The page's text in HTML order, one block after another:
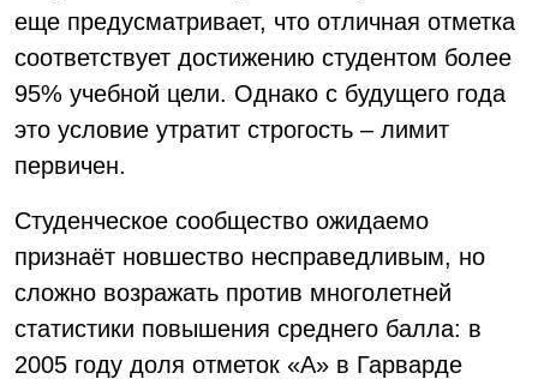
еще предусматривает, что отличная отметка
соответствует достижению студентом более
95% учебной цели. Однако с будущего года
это условие утратит строгость – лимит
первичен.
Студенческое сообщество ожидаемо
признаёт новшество несправедливым, но
сложно возражать против многолетней
статистики повышения среднего балла: в
2005 году доля отметок «А» в Гарварде